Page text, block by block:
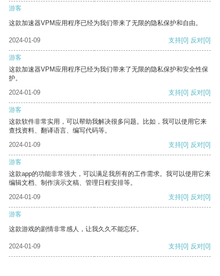
游客
这款加速器VPM应用程序已经为我们带来了无限的隐私保护和自由。
2024-01-09 支持[0] 反对[0]
游客
这款加速器VPM应用程序已经为我们带来了无限的隐私保护和安全性保
护。
2024-01-09
支持[0] 反对[0]
游客
这款软件非常实用，可以帮助我解决很多问题。比如，我可以使用它来
查找资料、翻译语言、编写代码等。
2024-01-09
支持[0] 反对[0]
游客
这款app的功能非常强大，可以满足我所有的工作需求。我可以使用它来
编辑文档、制作演示文稿、管理日程安排等。
2024-01-09
支持[0] 反对[0]
游客
这款游戏的剧情非常感人，让我久久不能忘怀。
2024-01-09 支持[0] 反对[0]